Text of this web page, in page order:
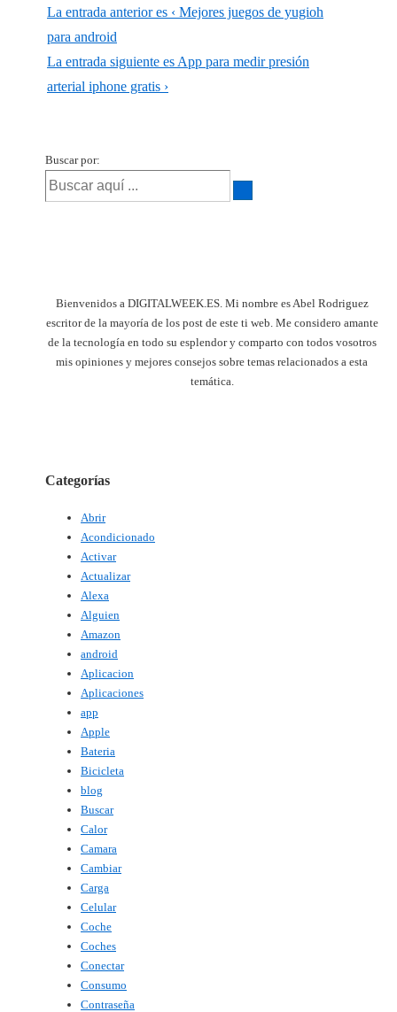
La entrada anterior es ‹ Mejores juegos de yugioh
para android
La entrada siguiente esApp para medir presión
arterial iphone gratis ›
Buscar por:
Bienvenidos a DIGITALWEEK.ES. Mi nombre es Abel Rodriguez
escritor de la mayoría de los post de este ti web. Me considero amante
de la tecnología en todo su esplendor y comparto con todos vosotros
mis opiniones y mejores consejos sobre temas relacionados a esta
temática.
Categorías
Abrir
Acondicionado
Activar
Actualizar
Alexa
Alguien
Amazon
android
Aplicacion
Aplicaciones
app
Apple
Bateria
Bicicleta
blog
Buscar
Calor
Camara
Cambiar
Carga
Celular
Coche
Coches
Conectar
Consumo
Contraseña